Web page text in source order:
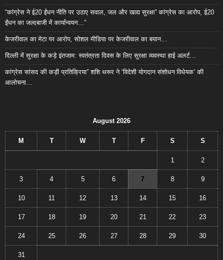
“कांग्रेस ने ई20 ईंधन नीति पर उठाए सवाल, जल और खाद्य सुरक्षा” कांग्रेस का आरोप, ई20
ईंधन का जल्दबाजी में कार्यान्वयन…”
केजरीवाल का मेटा पर आरोप, सोशल मीडिया पर केजरीवाल का बयान…
दिल्ली में सुरक्षा के कड़े इंतजाम: स्वतंत्रता दिवस के लिए सुरक्षा व्यवस्था हाई अलर्ट…
कांग्रेस सांसद की कड़ी प्रतिक्रिया” शशि थरूर ने ‘विदेशी योगदान संशोधन विधेयक’ की
आलोचना…
August 2026
M T W T F S S
1 2
3 4 5 6 7 8 9
10 11 12 13 14 15 16
17 18 19 20 21 22 23
24 25 26 27 28 29 30
31